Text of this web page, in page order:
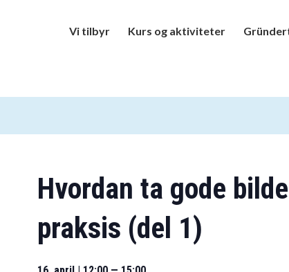
Vi tilbyr Kurs og aktiviteter
Hvordan ta gode
praksis (del 1)